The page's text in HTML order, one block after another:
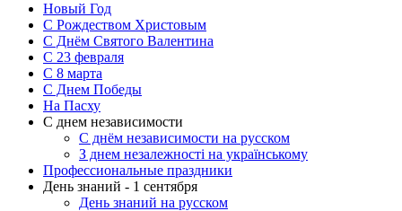
Новый Год
С Рождеством Христовым
С Днём Святого Валентина
С 23 февраля
C 8 марта
С Днем Победы
На Пасху
С днем независимости
С днём независимости на русском
З днем незалежності на українському
Профессиональные праздники
День знаний - 1 сентября
День знаний на русском